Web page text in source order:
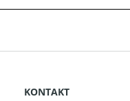
KONTAKT